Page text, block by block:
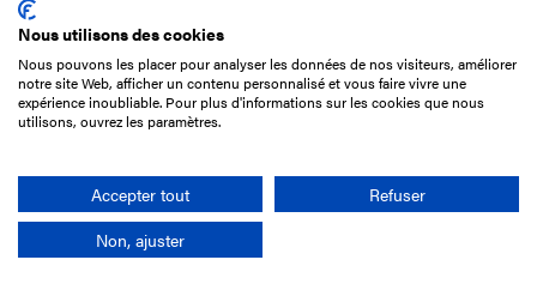
STABLE GENIUS (M3), FRA par Siyouni et Anjella
(Monsun)
Prix de la Traversière(Inédits, poulains entiers et hongres de
3 ans, 1 900m PSF), vendredi 9 mars 2018 à Chantilly
Nous utilisons des cookies
Nous pouvons les placer pour analyser les données de nos visiteurs, améliorer
notre site Web, afficher un contenu personnalisé et vous faire vivre une
expérience inoubliable. Pour plus d'informations sur les cookies que nous
utilisons, ouvrez les paramètres.
Accepter tout
Refuser
Non, ajuster